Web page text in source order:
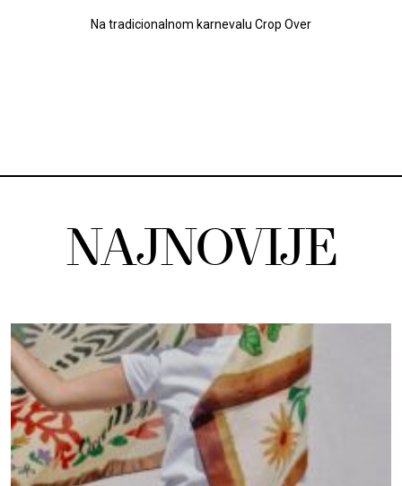
Na tradicionalnom karnevalu Crop Over
NAJNOVIJE